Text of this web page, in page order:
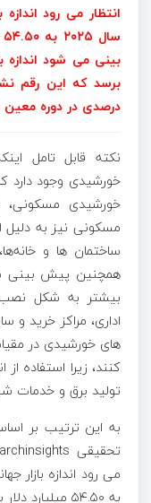
انتظار می رود
درصدی در دوره
نکته قابل تامل
خورشیدی وجود دارد
خورشیدی
مسکونی نیز به دلیل
ساختمان ‌ها و
همچنین پیش‌ بینی
بیشتر به شکل
اداری، مراکز خرید و
های خورشیدی در
کنند، زیرا استفاده
تولید برق و
به این ترتیب بر
به ۵۴.۵۰